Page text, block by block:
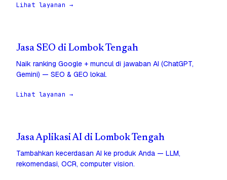
Lihat layanan →
Jasa SEO di Lombok Tengah
Naik ranking Google + muncul di jawaban AI (ChatGPT,
Gemini) — SEO & GEO lokal.
Lihat layanan →
Jasa Aplikasi AI di Lombok Tengah
Tambahkan kecerdasan AI ke produk Anda — LLM,
rekomendasi, OCR, computer vision.